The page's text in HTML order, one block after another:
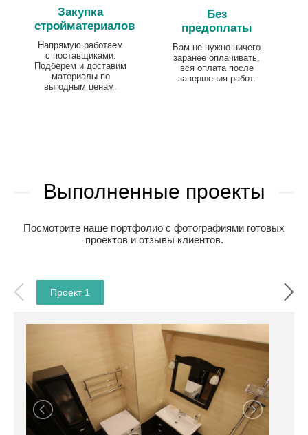
Закупка
стройматериалов
Напрямую работаем
с поставщиками.
Подберем и доставим
материалы по
выгодным ценам.
Без
предоплаты
Вам не нужно ничего
заранее оплачивать,
вся оплата после
завершения работ.
Выполненные проекты
Посмотрите наше портфолио с фотографиями готовых
проектов и отзывы клиентов.
Проект 1